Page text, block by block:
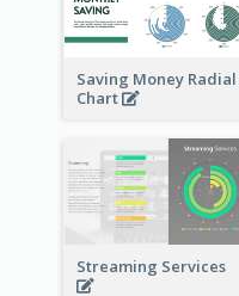
Saving Money Radial
Chart
Streaming Services